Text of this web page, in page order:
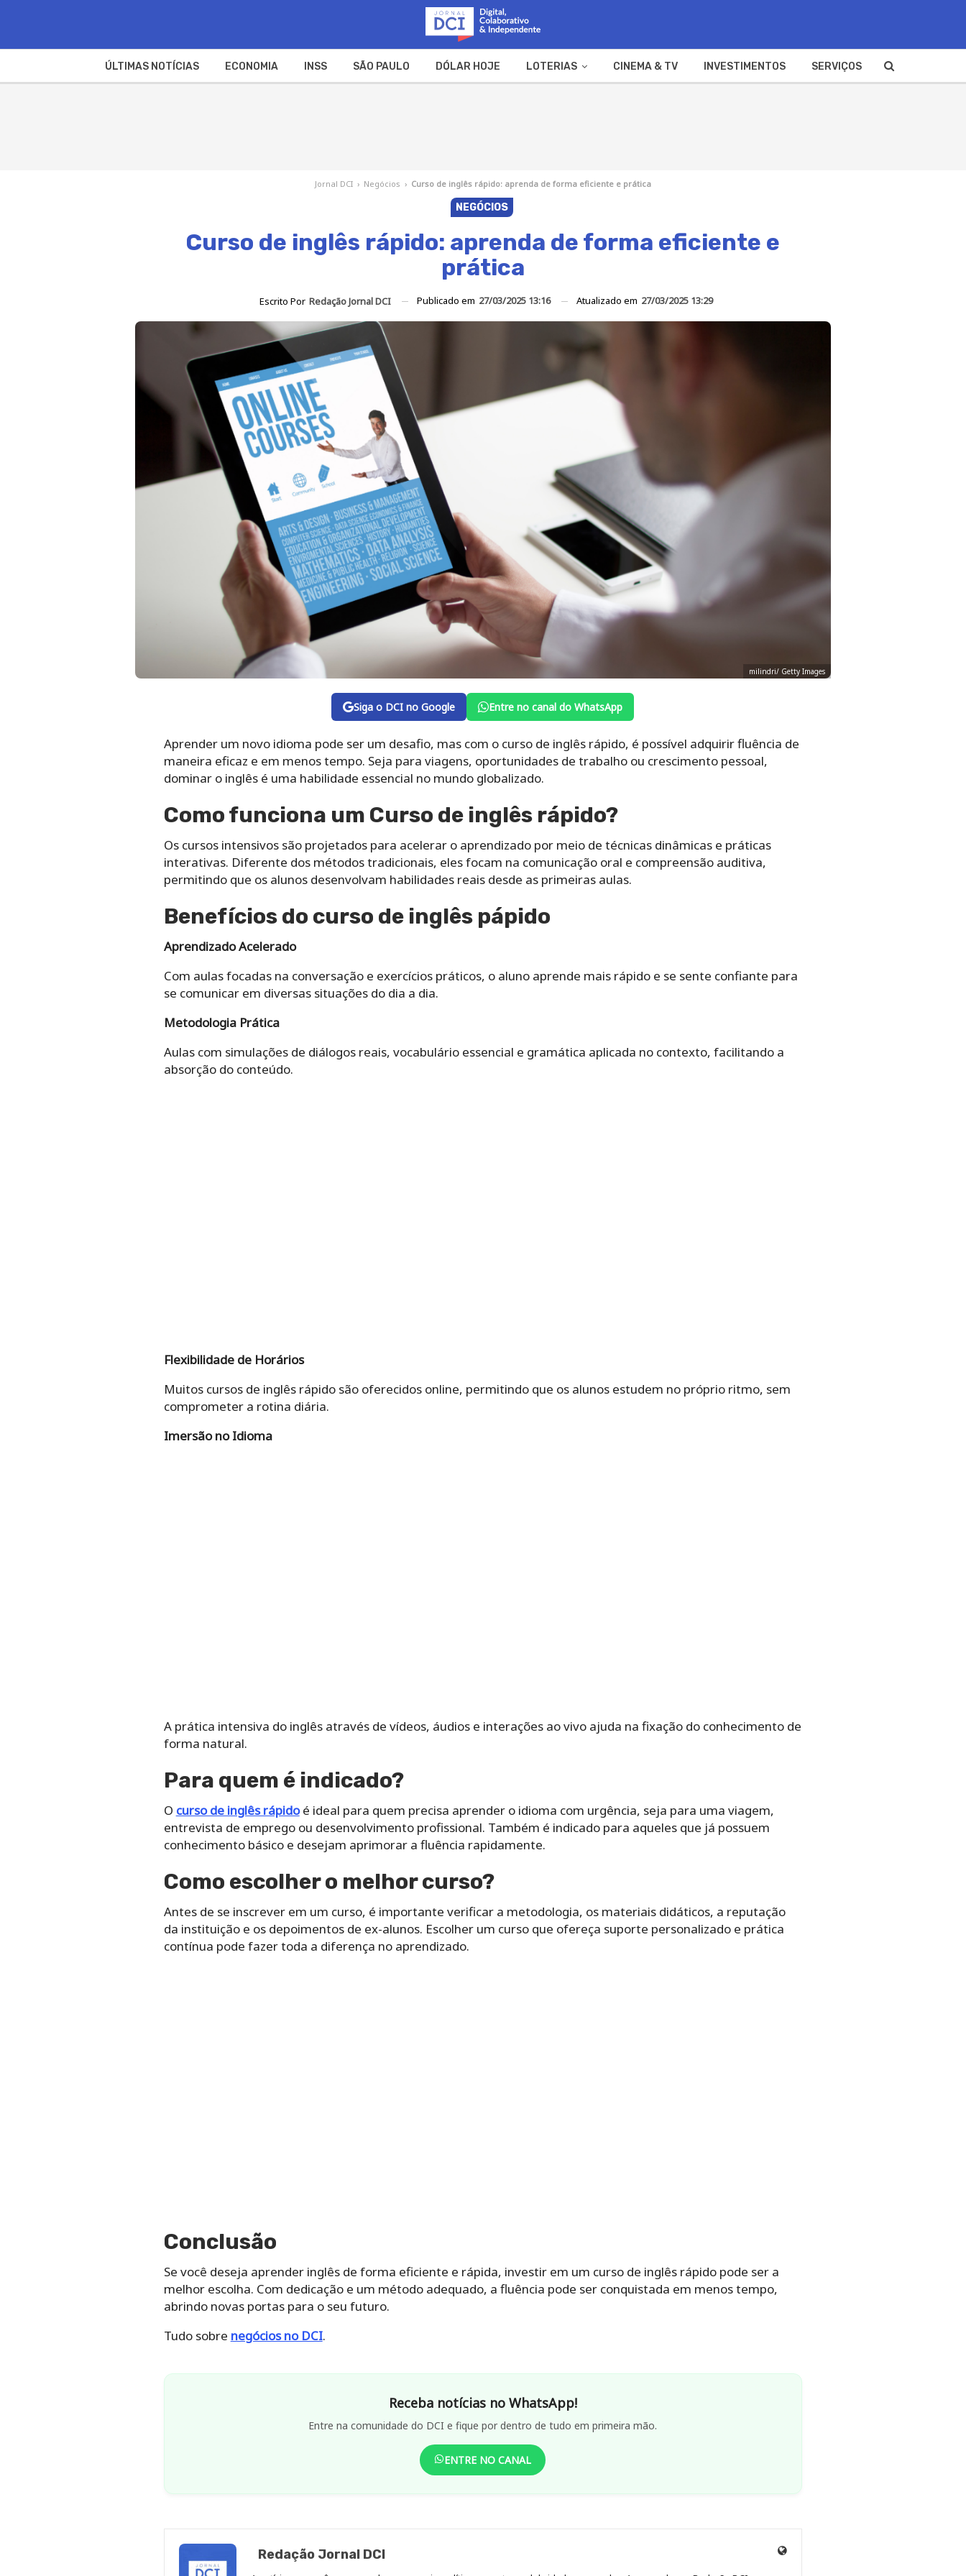
ÚLTIMAS NOTÍCIAS ECONOMIA INSS SÃO PAULO DÓLAR HOJE LOTERIAS CINEMA & TV INVESTIMENTOS SERVIÇOS
Jornal DCI › Negócios › Curso de inglês rápido: aprenda de forma eficiente e prática
NEGÓCIOS
Curso de inglês rápido: aprenda de forma eficiente e
prática
Escrito Por Redação Jornal DCI Publicado em 27/03/2025 13:16 Atualizado em 27/03/2025 13:29
milindri/ Getty Images
Siga o DCI no Google Entre no canal do WhatsApp
Aprender um novo idioma pode ser um desafio, mas com o curso de inglês rápido, é possível adquirir fluência de
maneira eficaz e em menos tempo. Seja para viagens, oportunidades de trabalho ou crescimento pessoal,
dominar o inglês é uma habilidade essencial no mundo globalizado.
Como funciona um Curso de inglês rápido?
Os cursos intensivos são projetados para acelerar o aprendizado por meio de técnicas dinâmicas e práticas
interativas. Diferente dos métodos tradicionais, eles focam na comunicação oral e compreensão auditiva,
permitindo que os alunos desenvolvam habilidades reais desde as primeiras aulas.
Benefícios do curso de inglês pápido
Aprendizado Acelerado
Com aulas focadas na conversação e exercícios práticos, o aluno aprende mais rápido e se sente confiante para
se comunicar em diversas situações do dia a dia.
Metodologia Prática
Aulas com simulações de diálogos reais, vocabulário essencial e gramática aplicada no contexto, facilitando a
absorção do conteúdo.
Flexibilidade de Horários
Muitos cursos de inglês rápido são oferecidos online, permitindo que os alunos estudem no próprio ritmo, sem
comprometer a rotina diária.
Imersão no Idioma
A prática intensiva do inglês através de vídeos, áudios e interações ao vivo ajuda na fixação do conhecimento de
forma natural.
Para quem é indicado?
O curso de inglês rápidoé ideal para quem precisa aprender o idioma com urgência, seja para uma viagem,
entrevista de emprego ou desenvolvimento profissional. Também é indicado para aqueles que já possuem
conhecimento básico e desejam aprimorar a fluência rapidamente.
Como escolher o melhor curso?
Antes de se inscrever em um curso, é importante verificar a metodologia, os materiais didáticos, a reputação
da instituição e os depoimentos de ex-alunos. Escolher um curso que ofereça suporte personalizado e prática
contínua pode fazer toda a diferença no aprendizado.
Conclusão
Se você deseja aprender inglês de forma eficiente e rápida, investir em um curso de inglês rápido pode ser a
melhor escolha. Com dedicação e um método adequado, a fluência pode ser conquistada em menos tempo,
abrindo novas portas para o seu futuro.
Tudo sobre negócios no DCI.
Receba notícias no WhatsApp!
Entre na comunidade do DCI e fique por dentro de tudo em primeira mão.
ENTRE NO CANAL
Redação Jornal DCI
Site